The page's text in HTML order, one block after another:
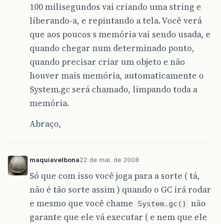
100 milisegundos vai criando uma string e
liberando-a, e repintando a tela. Você verá
que aos poucos s memória vai sendo usada, e
quando chegar num determinado ponto,
quando precisar criar um objeto e não
houver mais memória, automaticamente o
System.gc será chamado, limpando toda a
memória.
Abraço,
maquiavelbona22 de mai. de 2008
Só que com isso você joga para a sorte ( tá,
não é tão sorte assim ) quando o GC irá rodar
e mesmo que você chame
System.gc()
não
garante que ele vá executar ( e nem que ele